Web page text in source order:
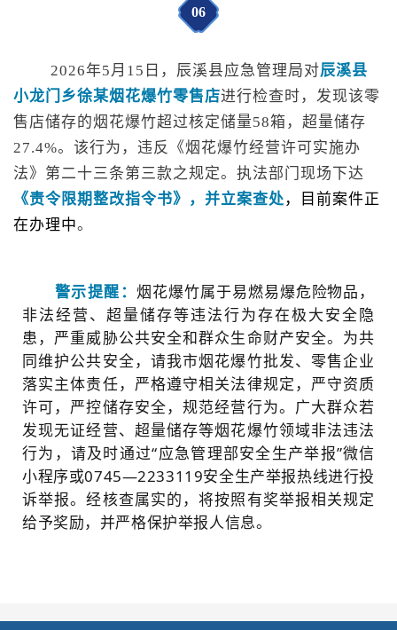
06
2026年5月15日，辰溪县应急管理局对辰溪县
小龙门乡徐某烟花爆竹零售店进行检查时，发现该零
售店储存的烟花爆竹超过核定储量58箱，超量储存
27.4%。 该行为，违反
《烟花爆竹经营许可实施办
法》第二十三条第三款之规定。 执法部门 现场下达
《责令限期整改指令书》，并立案查处，目前案件正
在办理中。
警示提醒： 烟花爆竹属于易燃易爆危险物品，
非法经营、超量储存等违法行为存在极大安全隐
患，严重威胁公共安全和群众生命财产安全。为共
同维护公共安全，请我市烟花爆竹批发、零售企业
落实主体责任，严格遵守相关法律规定，严守资质
许可，严控储存安全，规范经营行为。广大群众若
发现无证经营、超量储存等烟花爆竹领域非法违法
行为，请及时通过“应急管理部安全生产举报”微信
小程序或0745—2233119安全生产举报热线进行投
诉举报。经核查属实的，将按照有奖举报相关规定
给予奖励，并严格保护举报人信息。